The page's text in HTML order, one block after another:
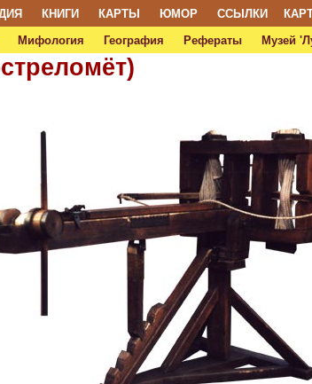
КНИГИ КАРТЫ ЮМОР ССЫЛКИ
Мифология География Рефераты Музей